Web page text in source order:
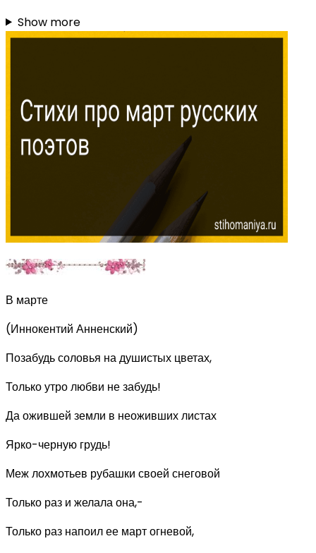
Show more
В марте
(Иннокентий Анненский)
Позабудь соловья на душистых цветах,
Только утро любви не забудь!
Да ожившей земли в неоживших листах
Ярко-черную грудь!
Меж лохмотьев рубашки своей снеговой
Только раз и желала она,-
Только раз напоил ее март огневой,